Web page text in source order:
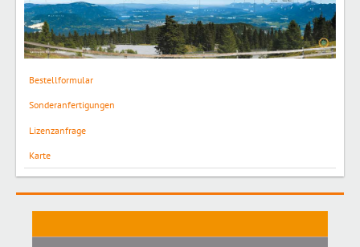
Bestellformular
Sonderanfertigungen
Lizenzanfrage
Karte